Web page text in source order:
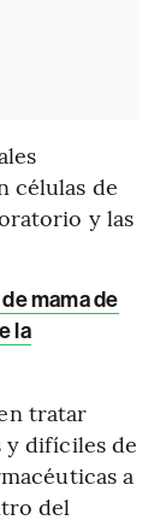
células de
y las
mama de
la
tratar
y difíciles de
a
del